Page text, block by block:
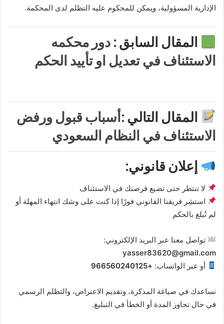
الإدارية المسؤولية، ويمكن للمحكوم عليه التظلم لدى المحكمة.
المقال السابق : دور محكمه
الاستئناف في تعديل او تأييد الحكم
المقال التالي :أسباب قبول ورفض
الاستئناف في النظام السعودي
إعلان قانوني:
لا تنتظر حتى تضيع فرصتك في الاستئناف
استشِر فريقنا القانوني فورًا إذا كنت على وشك انتهاء المهلة أو
لم تُبلغ بالحكم
تواصل معنا عبر البريد الإلكتروني:
yasser83620@gmail.com
أو عبر الواتساب: +966560240125
نساعدك في صياغة المذكرة، وتقديم الاعتراض، والتظلم الرسمي
في حال تجاوز المدة أو الخطأ في التبليغ.